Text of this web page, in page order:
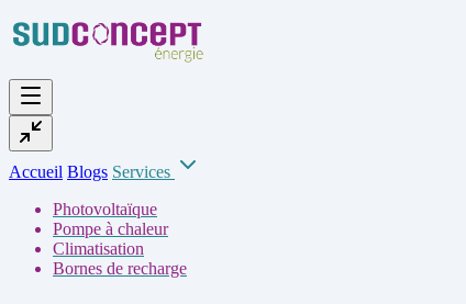
Accueil Blogs Services
Photovoltaïque
Pompe à chaleur
Climatisation
Bornes de recharge